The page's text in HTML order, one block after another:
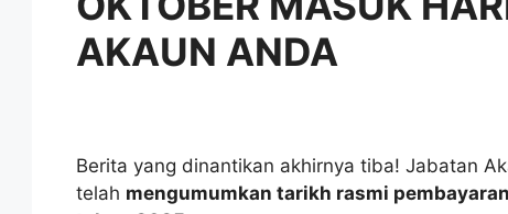
AKAUN ANDA
Berita yang dinantikan akhirnya tiba! Jabatan
telah mengumumkan tarikh rasmi